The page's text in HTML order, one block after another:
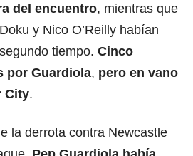
del encuentro, mientras que
y Nico O’Reilly habían
tiempo. Cinco
por Guardiola, pero en vano
City.
la derrota contra Newcastle